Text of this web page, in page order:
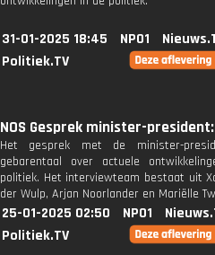
31-01-2025 18:45 NPO1
Politiek.TV
NOS Gesprek minister-
Het gesprek met de minister-
gebarentaal over actuele
politiek. Het interviewteam bestaat uit
der Wulp, Arjan Noorlander en Mariëlle
25-01-2025 02:50 NPO1
Politiek.TV